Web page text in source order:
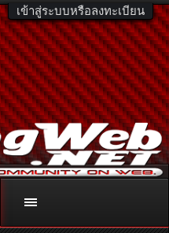
เข้าสู่ระบบหรือลงทะเบียน
หรือโทร. 081-811-1138
เพิ่มเติม คลิกที่นี่